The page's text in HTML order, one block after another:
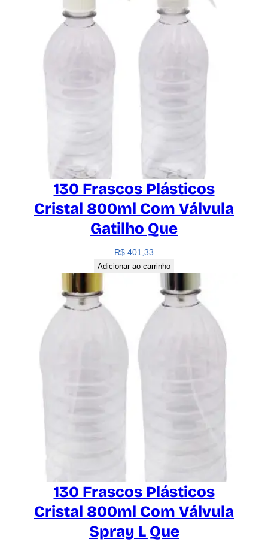
130 Frascos Plásticos
Cristal 800ml Com Válvula
Gatilho Que
R$ 401,33
Adicionar ao carrinho
130 Frascos Plásticos
Cristal 800ml Com Válvula
Spray L Que